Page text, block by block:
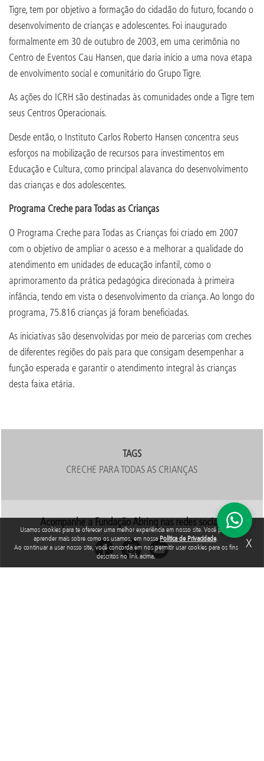
Usamos cookies para te oferecer uma melhor experiência em nosso site. Você pode
aprender mais sobre como os usamos, em nossaPolítica de Privacidade.
Ao continuar a usar nosso site, você concorda em nos permitir usar cookies para os fins
descritos no link acima.
X
Tigre, tem por objetivo a formação do cidadão do futuro, focando o
desenvolvimento de crianças e adolescentes. Foi inaugurado
formalmente em 30 de outubro de 2003, em uma cerimônia no
Centro de Eventos Cau Hansen, que daria início a uma nova etapa
de envolvimento social e comunitário do Grupo Tigre.
As ações do ICRH são destinadas às comunidades onde a Tigre tem
seus Centros Operacionais.
Desde então, o Instituto Carlos Roberto Hansen concentra seus
esforços na mobilização de recursos para investimentos em
Educação e Cultura, como principal alavanca do desenvolvimento
das crianças e dos adolescentes.
Programa Creche para Todas as Crianças
O Programa Creche para Todas as Crianças foi criado em 2007
com o objetivo de ampliar o acesso e a melhorar a qualidade do
atendimento em unidades de educação infantil, como o
aprimoramento da prática pedagógica direcionada à primeira
infância, tendo em vista o desenvolvimento da criança. Ao longo do
programa, 75.816 crianças já foram beneficiadas.
As iniciativas são desenvolvidas por meio de parcerias com creches
de diferentes regiões do país para que consigam desempenhar a
função esperada e garantir o atendimento integral às crianças
desta faixa etária.
TAGS
CRECHE PARA TODAS AS CRIANÇAS
Acompanhe a Fundação Abrinq nas redes sociais